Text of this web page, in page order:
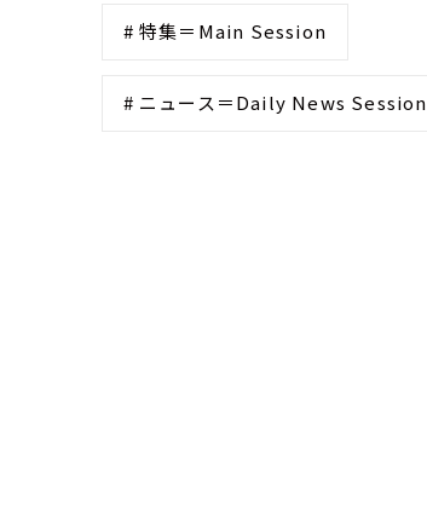
# 特集＝Main Session
# ニュース＝Daily News Session